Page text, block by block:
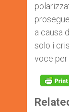
a causa
solo i
voce per